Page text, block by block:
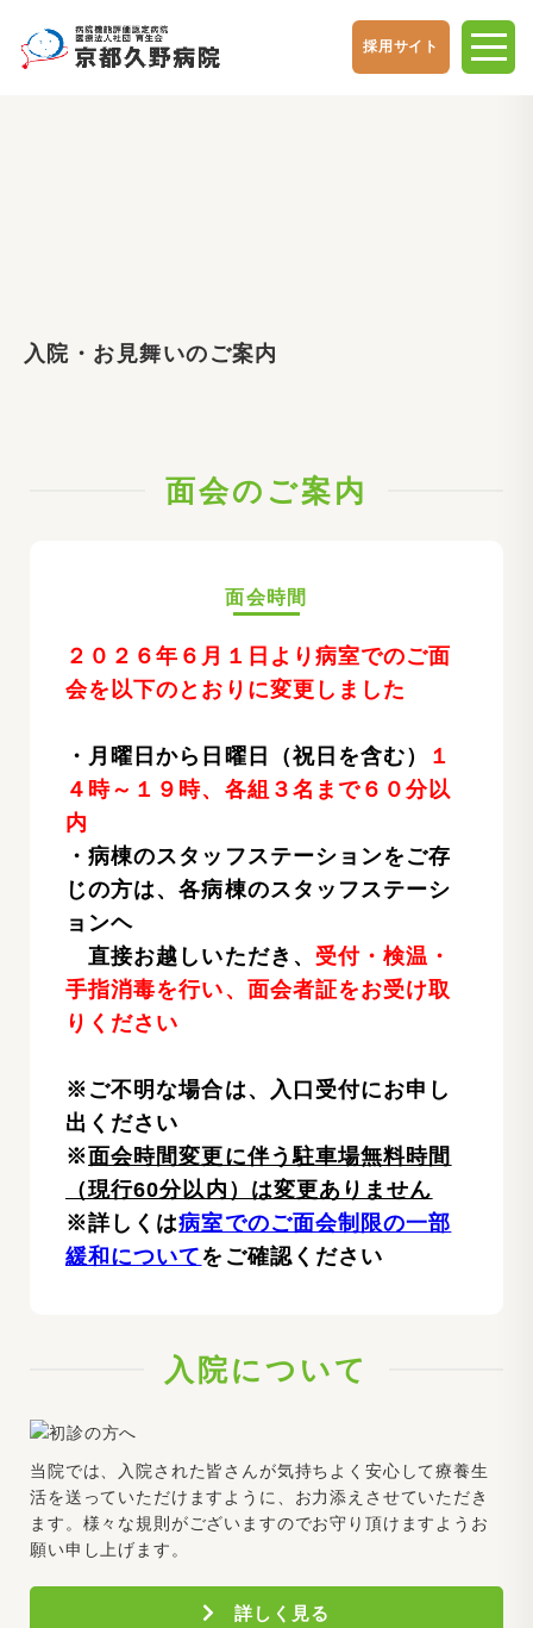
採用サイト
入院・お見舞いのご案内
面会のご案内
面会時間
２０２６年６月１日より病室でのご面
会を以下のとおりに変更しました
・月曜日から日曜日（祝日を含む）
１
４時～１９時、 各組３名まで６０分以
内
・病棟のスタッフステーションをご存
じの方は、各病棟のスタッフステーシ
ョンヘ
直接お越しいただき、 受付・検温・
手指消毒を行い、面会者証をお受け取
りください
※ご不明な場合は、入口受付にお申し
出ください
※面会時間変更に伴う駐車場無料時間
（現行60分以内）は変更ありません
※詳しくは病室でのご面会制限の一部
緩和についてをご確認ください
入院について
当院では、入院された皆さんが気持ちよく安心して療養生
活を送っていただけますように、お力添えさせていただき
ます。様々な規則がございますのでお守り頂けますようお
願い申し上げます。
詳しく見る